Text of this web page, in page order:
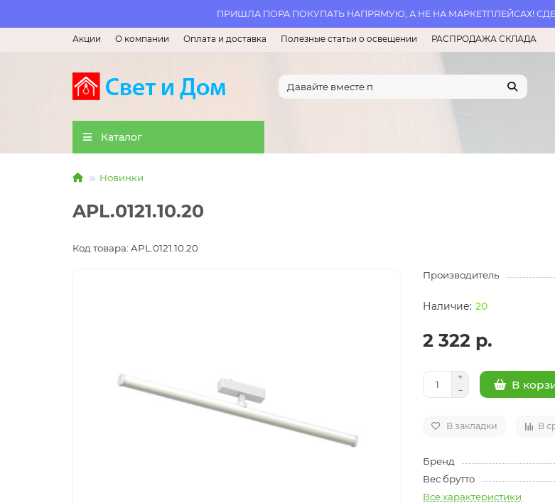
ПРИШЛА ПОРА ПОКУПАТЬ НАПРЯМУЮ, А НЕ НА МАРКЕТПЛЕЙСАХ!
Акции О компании Оплата и доставка Полезные статьи о освещении РАСПРОДАЖА СКЛАДА
Каталог
Новинки
APL.0121.10.20
Код товара: APL.0121.10.20
Производитель
20
2 322 р.
В
В закладки В
Бренд
Вес брутто
Все характеристики